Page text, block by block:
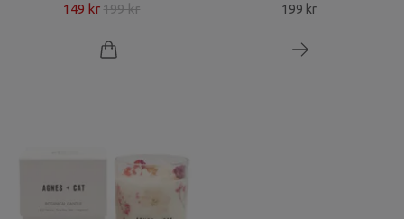
149 kr 199 kr
199 kr